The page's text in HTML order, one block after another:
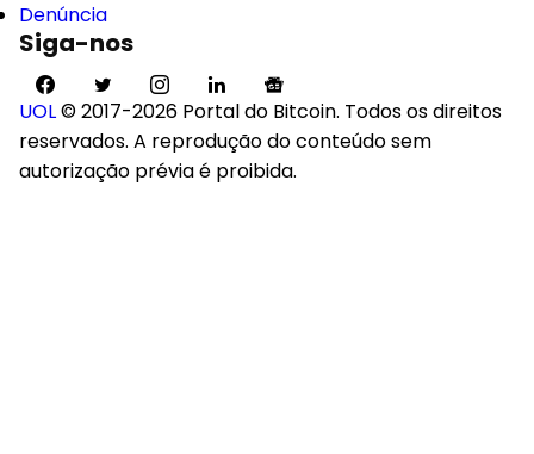
Denúncia
Siga-nos
UOL© 2017-2026 Portal do Bitcoin. Todos os direitos
reservados. A reprodução do conteúdo sem
autorização prévia é proibida.